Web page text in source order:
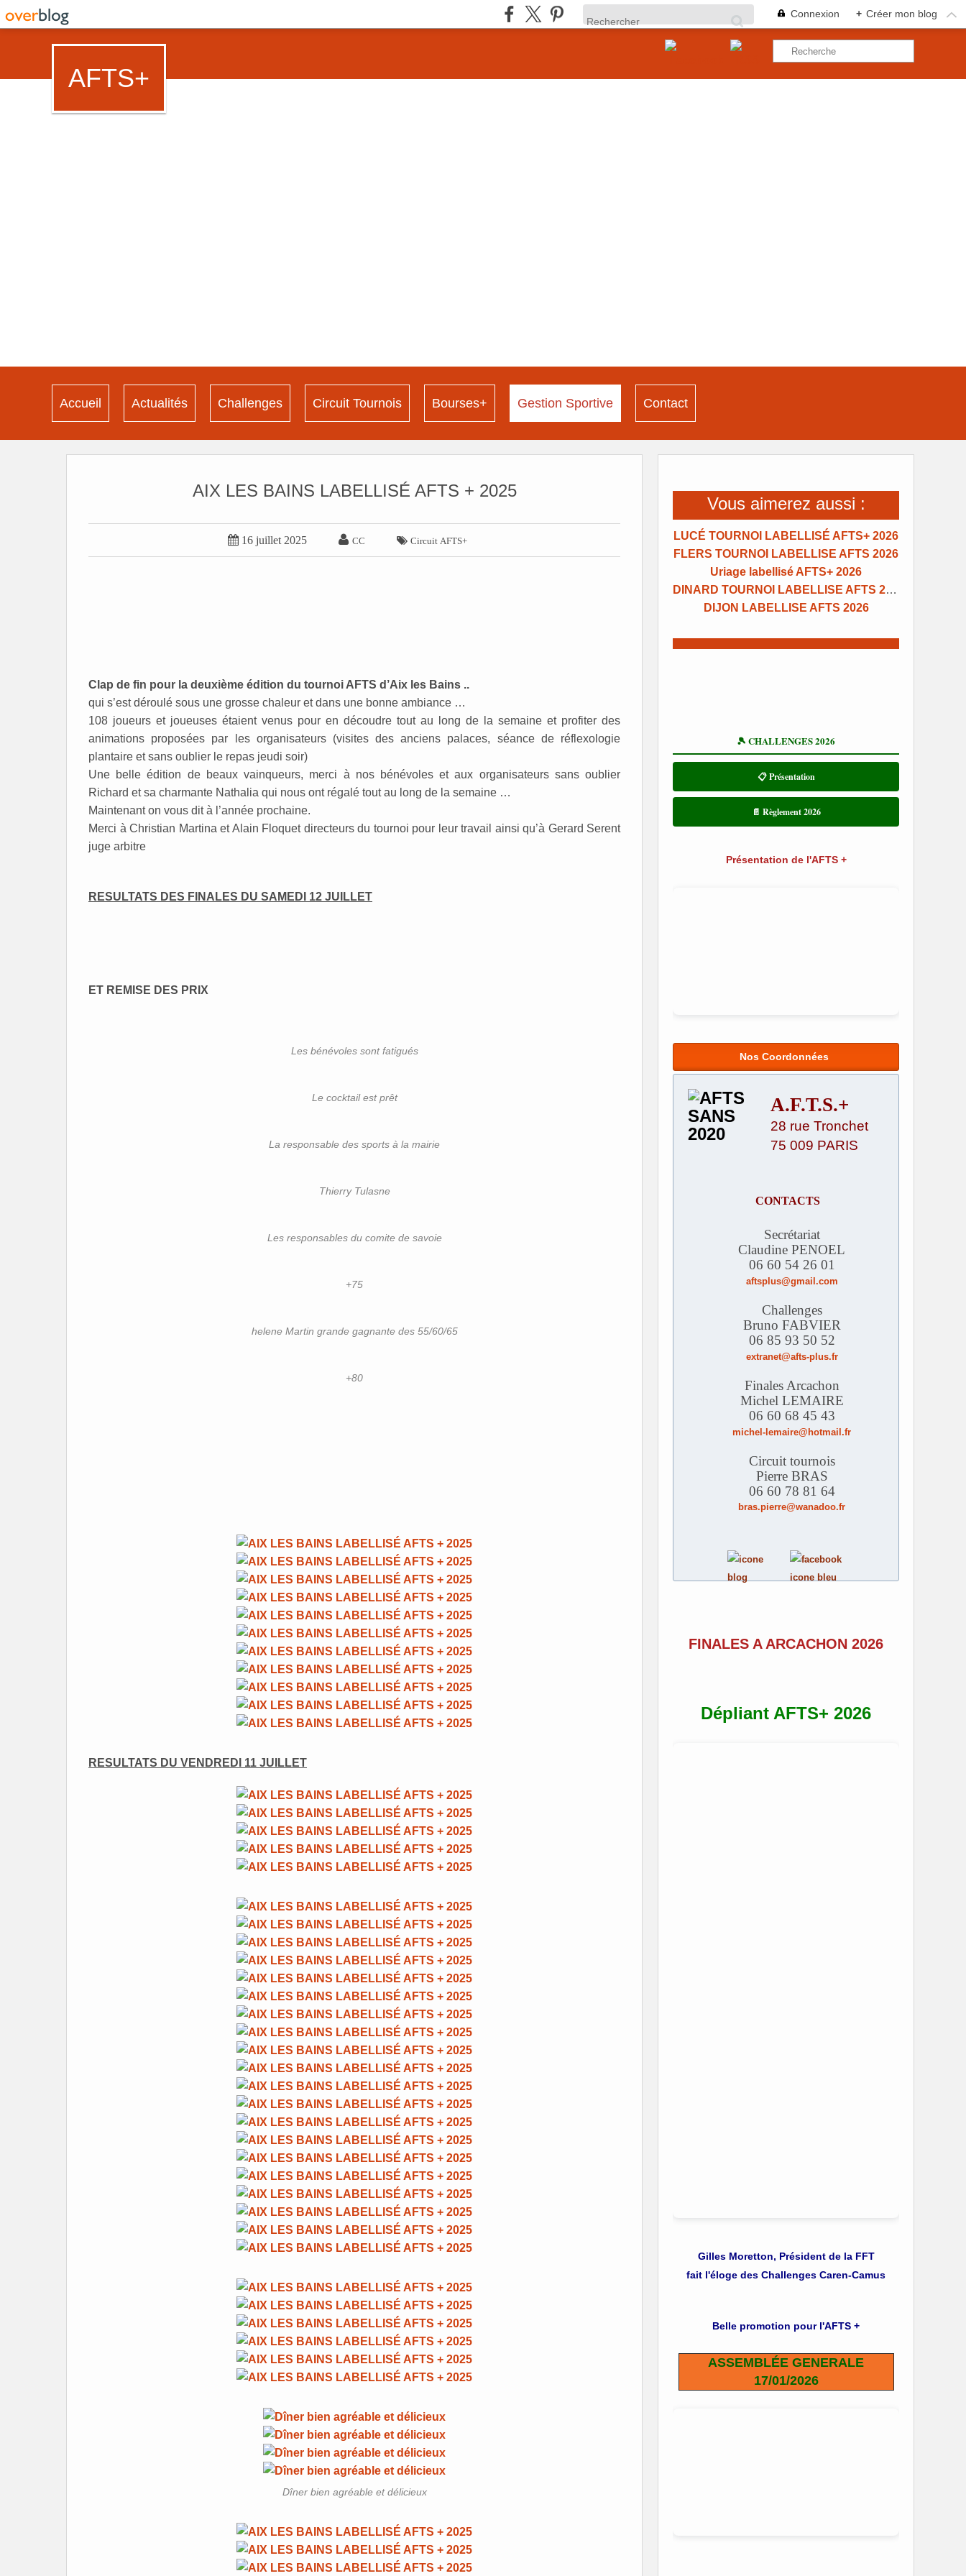
Connexion + Créer mon blog
AFTS+
Accueil Actualités Challenges Circuit Tournois Bourses+ Gestion Sportive Contact
Vous aimerez aussi :
LUCÉ TOURNOI LABELLISÉ AFTS+ 2026
FLERS TOURNOI LABELLISE AFTS 2026
Uriage labellisé AFTS+ 2026
DINARD TOURNOI LABELLISE AFTS 2026
DIJON LABELLISE AFTS 2026
🎾 CHALLENGES 2026
📋 Présentation
📄 Règlement 2026
Présentation de l'AFTS +
Nos Coordonnées
A.F.T.S.+
28 rue Tronchet
75 009 PARIS
CONTACTS
Secrétariat
Claudine PENOEL
06 60 54 26 01
aftsplus@gmail.com
Challenges
Bruno FABVIER
06 85 93 50 52
extranet@afts-plus.fr
Finales Arcachon
Michel LEMAIRE
06 60 68 45 43
michel-lemaire@hotmail.fr
Circuit tournois
Pierre BRAS
06 60 78 81 64
bras.pierre@wanadoo.fr
FINALES A ARCACHON 2026
Dépliant AFTS+ 2026
Gilles Moretton, Président de la FFT
fait l'éloge des Challenges Caren-Camus
Belle promotion pour l'AFTS +
ASSEMBLÉE GENERALE
17/01/2026
AIX LES BAINS LABELLISÉ AFTS + 2025
 16 juillet 2025  CC  Circuit AFTS+
Clap de fin pour la deuxième édition du tournoi AFTS d’Aix les Bains ..
qui s’est déroulé sous une grosse chaleur et dans une bonne ambiance …
108 joueurs et joueuses étaient venus pour en découdre tout au long de la semaine et profiter des
animations proposées par les organisateurs (visites des anciens palaces, séance de réflexologie
plantaire et sans oublier le repas jeudi soir)
Une belle édition de beaux vainqueurs, merci à nos bénévoles et aux organisateurs sans oublier
Richard et sa charmante Nathalia qui nous ont régalé tout au long de la semaine …
Maintenant on vous dit à l’année prochaine.
Merci à Christian Martina et Alain Floquet directeurs du tournoi pour leur travail ainsi qu’à Gerard Serent
juge arbitre
RESULTATS DES FINALES DU SAMEDI 12 JUILLET
ET REMISE DES PRIX
Les bénévoles sont fatigués
Le cocktail est prêt
La responsable des sports à la mairie
Thierry Tulasne
Les responsables du comite de savoie
+75
helene Martin grande gagnante des 55/60/65
+80
RESULTATS DU VENDREDI 11 JUILLET
Dîner bien agréable et délicieux